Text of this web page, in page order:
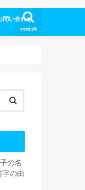
search
問い合わせ
の名
字の由